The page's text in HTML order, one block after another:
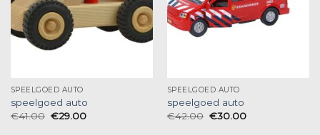
SPEELGOED AUTO
speelgoed auto
€41.00 €29.00
SPEELGOED AUTO
speelgoed auto
€42.00 €30.00